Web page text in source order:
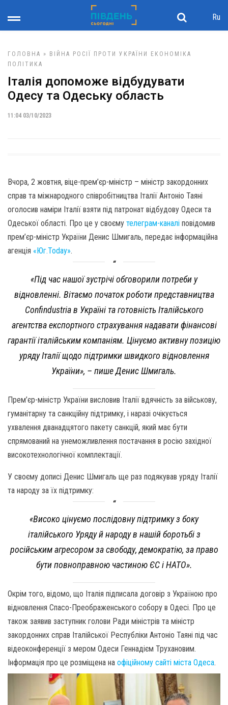
Ru
ГОЛОВНА » ВІЙНА РОСІЇ ПРОТИ УКРАЇНИ
ЕКОНОМІКА
ПОЛІТИКА
Італія допоможе відбудувати
Одесу та Одеську область
11:04 03/10/2023
Вчора, 2 жовтня, віце-прем’єр-міністр – міністр закордонних
справ та міжнародного співробітництва Італії Антоніо Таяні
оголосив наміри Італії взяти під патронат відбудову Одеси та
Одеської області. Про це у своєму телеграм-каналі повідомив
прем’єр-міністр України Денис Шмигаль, передає інформаційна
агенція «Юг.Today».
«Під час нашої зустрічі обговорили потреби у
відновленні. Вітаємо початок роботи представництва
Confindustria в Україні та готовність Італійського
агентства експортного страхування надавати фінансові
гарантії італійським компаніям. Цінуємо активну позицію
уряду Італії щодо підтримки швидкого відновлення
України», – пише Денис Шмигаль.
Прем’єр-міністр України висловив Італії вдячність за військову,
гуманітарну та санкційну підтримку, і наразі очікується
ухвалення дванадцятого пакету санкцій, який має бути
спрямований на унеможливлення постачання в росію західної
високотехнологічної комплектації.
У своєму дописі Денис Шмигаль ще раз подякував уряду Італії
та народу за їх підтримку:
«Високо цінуємо послідовну підтримку з боку
італійського Уряду й народу в нашій боротьбі з
російським агресором за свободу, демократію, за право
бути повноправною частиною ЄС і НАТО».
Окрім того, відомо, що Італія підписала договір з Україною про
відновлення Спасо-Преображенського собору в Одесі. Про це
також заявив заступник голови Ради міністрів та міністр
закордонних справ Італійської Республіки Антоніо Таяні під час
відеоконференції з мером Одеси Геннадієм Трухановим.
Інформація про це розміщена на офіційному сайті міста Одеса.